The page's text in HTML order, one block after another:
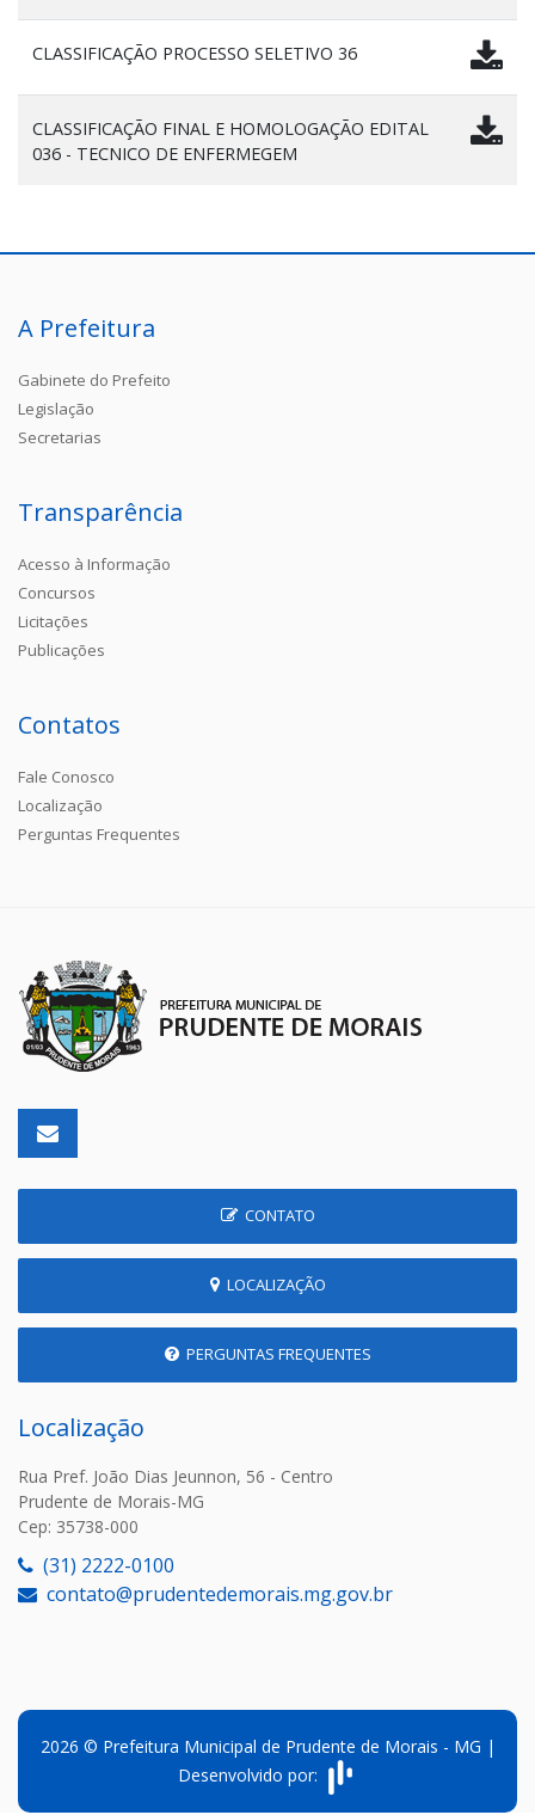
CLASSIFICAÇÃO PROCESSO SELETIVO 36
CLASSIFICAÇÃO FINAL E HOMOLOGAÇÃO EDITAL
036 - TECNICO DE ENFERMEGEM
A Prefeitura
Gabinete do Prefeito
Legislação
Secretarias
Transparência
Acesso à Informação
Concursos
Licitações
Publicações
Contatos
Fale Conosco
Localização
Perguntas Frequentes
CONTATO
LOCALIZAÇÃO
PERGUNTAS FREQUENTES
Localização
Rua Pref. João Dias Jeunnon, 56 - Centro
Prudente de Morais-MG
Cep: 35738-000
(31) 2222-0100
contato@prudentedemorais.mg.gov.br
2026 © Prefeitura Municipal de Prudente de Morais - MG |
Desenvolvido por: